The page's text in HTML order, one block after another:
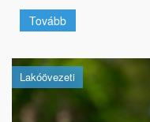
Tovább
Lakóövezeti